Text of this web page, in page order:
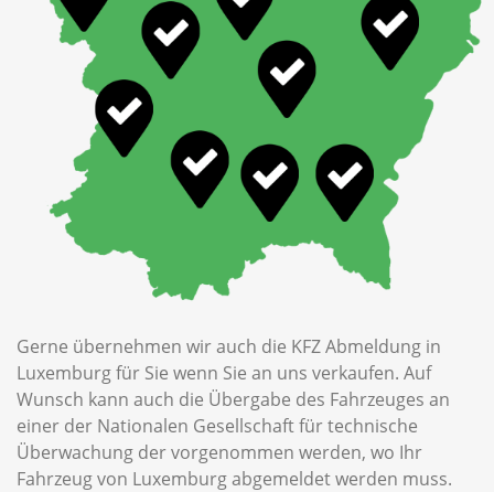
Gerne übernehmen wir auch die KFZ Abmeldung in
Luxemburg für Sie wenn Sie an uns verkaufen. Auf
Wunsch kann auch die Übergabe des Fahrzeuges an
einer der Nationalen Gesellschaft für technische
Überwachung der vorgenommen werden, wo Ihr
Fahrzeug von Luxemburg abgemeldet werden muss.